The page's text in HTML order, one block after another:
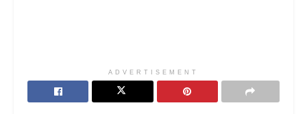
ADVERTISEMENT